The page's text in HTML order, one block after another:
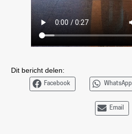
Dit bericht delen:
Facebook WhatsApp
Email